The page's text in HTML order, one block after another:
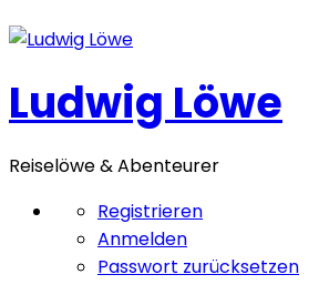
Zum
Inhalt
Ludwig Löwe
Reiselöwe & Abenteurer
Registrieren
Anmelden
Passwort zurücksetzen